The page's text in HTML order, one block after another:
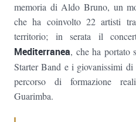
memoria di Aldo Bruno, un
che ha coinvolto 22 artisti
territorio; in serata il
Mediterranea, che ha portato
Starter Band e i giovanissimi
percorso di formazione
Guarimba.